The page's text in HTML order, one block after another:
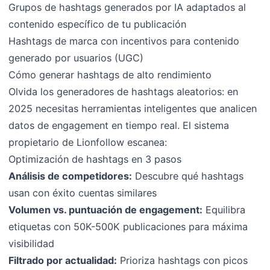
Grupos de hashtags generados por IA adaptados al
contenido específico de tu publicación
Hashtags de marca con incentivos para contenido
generado por usuarios (UGC)
Cómo generar hashtags de alto rendimiento
Olvida los generadores de hashtags aleatorios: en
2025 necesitas herramientas inteligentes que analicen
datos de engagement en tiempo real. El sistema
propietario de Lionfollow escanea:
Optimización de hashtags en 3 pasos
Análisis de competidores: Descubre qué hashtags
usan con éxito cuentas similares
Volumen vs. puntuación de engagement: Equilibra
etiquetas con 50K-500K publicaciones para máxima
visibilidad
Filtrado por actualidad: Prioriza hashtags con picos